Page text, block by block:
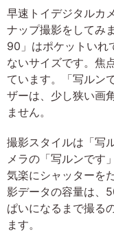
早速トイデジタルカ
ナップ撮影をしてみ
90」はポケットいれ
ないサイズです。焦
ています。「写ルン
ザーは、少し狭い画
ません。
撮影スタイルは「写
メラの「写ルンです
気楽にシャッターを
影データの容量は、
ぱいになるまで撮る
ます。